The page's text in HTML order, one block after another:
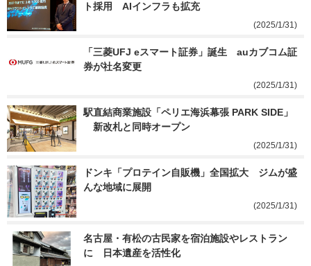
ト採用　AIインフラも拡充
(2025/1/31)
「三菱UFJ eスマート証券」誕生　auカブコム証
券が社名変更
(2025/1/31)
駅直結商業施設「ペリエ海浜幕張 PARK SIDE」
新改札と同時オープン
(2025/1/31)
ドンキ「プロテイン自販機」全国拡大　ジムが盛
んな地域に展開
(2025/1/31)
名古屋・有松の古民家を宿泊施設やレストラン
に　日本遺産を活性化